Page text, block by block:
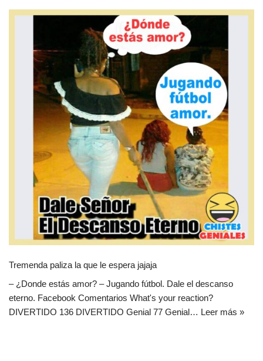
Tremenda paliza la que le espera jajaja
– ¿Donde estás amor? – Jugando fútbol. Dale el descanso
eterno. Facebook Comentarios What's your reaction?
DIVERTIDO 136 DIVERTIDO Genial 77 Genial… Leer más »